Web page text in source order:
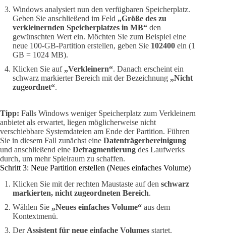
Windows analysiert nun den verfügbaren Speicherplatz.
Geben Sie anschließend im Feld „Größe des zu
verkleinernden Speicherplatzes in MB“ den
gewünschten Wert ein. Möchten Sie zum Beispiel eine
neue 100-GB-Partition erstellen, geben Sie 102400 ein (1
GB = 1024 MB).
Klicken Sie auf „Verkleinern“. Danach erscheint ein
schwarz markierter Bereich mit der Bezeichnung „Nicht
zugeordnet“.
Tipp: Falls Windows weniger Speicherplatz zum Verkleinern
anbietet als erwartet, liegen möglicherweise nicht
verschiebbare Systemdateien am Ende der Partition. Führen
Sie in diesem Fall zunächst eine Datenträgerbereinigung
und anschließend eine Defragmentierung des Laufwerks
durch, um mehr Spielraum zu schaffen.
Schritt 3: Neue Partition erstellen (Neues einfaches Volume)
Klicken Sie mit der rechten Maustaste auf den schwarz
markierten, nicht zugeordneten Bereich.
Wählen Sie „Neues einfaches Volume“ aus dem
Kontextmenü.
Der Assistent für neue einfache Volumes startet.